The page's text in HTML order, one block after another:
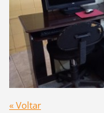
« Voltar